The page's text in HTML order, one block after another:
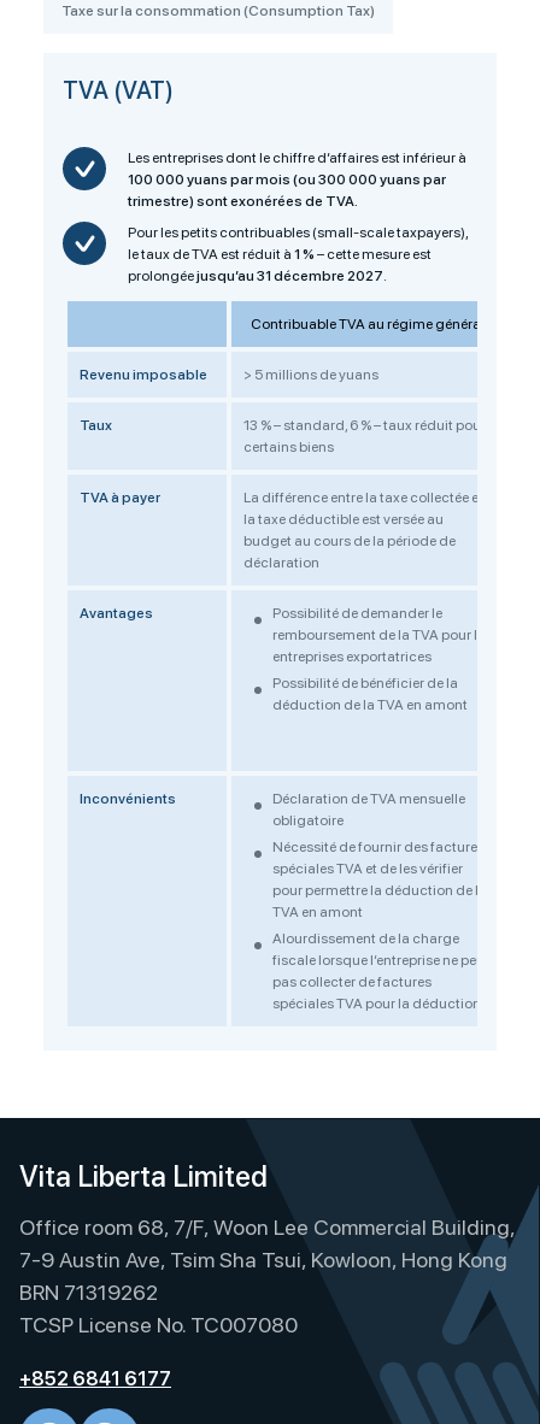
Taxe sur la consommation (Consumption Tax)
TVA (VAT)
Les entreprises dont le chiffre d’affaires est inférieur à
100 000 yuans par mois (ou 300 000 yuans par
trimestre) sont exonérées de TVA.
Pour les petits contribuables (small-scale taxpayers),
le taux de TVA est réduit à 1 % – cette mesure est
prolongéejusqu’au 31 décembre 2027
Contribuable TVA au régime général
Revenu imposable > 5 millions de yuans
Taux
13 % – standard, 6 % – taux réduit pour
certains biens
TVA à payer
La différence entre la taxe collectée et
la taxe déductible est versée au
budget au cours de la période de
déclaration
Avantages
Possibilité de demander le
remboursement de la TVA pour les
entreprises exportatrices
Possibilité de bénéficier de la
déduction de la TVA en amont
Inconvénients
Déclaration de TVA mensuelle
obligatoire
Nécessité de fournir des factures
spéciales TVA et de les vérifier
pour permettre la déduction de la
TVA en amont
Alourdissement de la charge
fiscale lorsque l’entreprise ne peut
pas collecter de factures
spéciales TVA pour la déduction
Vita Liberta Limited
Office room 68, 7/F, Woon Lee Commercial Building,
7-9 Austin Ave, Tsim Sha Tsui, Kowloon, Hong Kong
BRN 71319262
TCSP License No. TC007080
+852 6841 6177